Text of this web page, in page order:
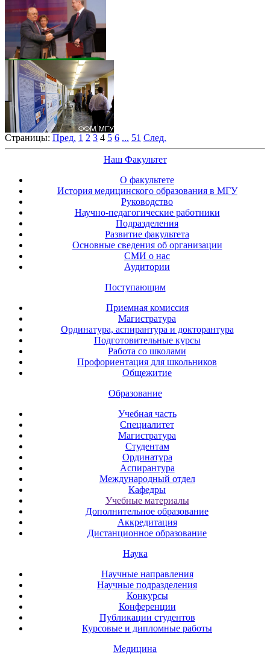
Страницы: Пред. 1 2 3 4 5 6 ... 51 След.
Наш Факультет
О факультете
История медицинского образования в МГУ
Руководство
Научно-педагогические работники
Подразделения
Развитие факультета
Основные сведения об организации
СМИ о нас
Аудитории
Поступающим
Приемная комиссия
Магистратура
Ординатура, аспирантура и докторантура
Подготовительные курсы
Работа со школами
Профориентация для школьников
Общежитие
Образование
Учебная часть
Специалитет
Магистратура
Студентам
Ординатура
Аспирантура
Международный отдел
Кафедры
Учебные материалы
Дополнительное образование
Аккредитация
Дистанционное образование
Наука
Научные направления
Научные подразделения
Конкурсы
Конференции
Публикации студентов
Курсовые и дипломные работы
Медицина